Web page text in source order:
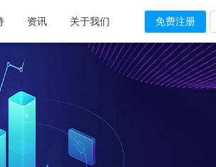
资讯 关于我们 免费注册